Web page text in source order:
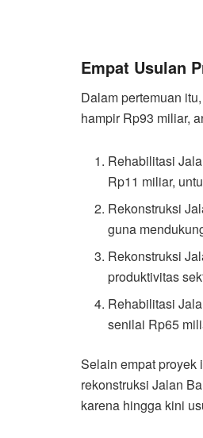
Empat Usulan
Dalam pertemuan
hampir Rp93 miliar,
Rehabilitasi
Rp11 miliar,
Rekonstruksi
guna
Rekonstruksi
produktivitas
Rehabilitasi
senilai Rp65
Selain empat proyek
rekonstruksi Jalan
karena hingga kini